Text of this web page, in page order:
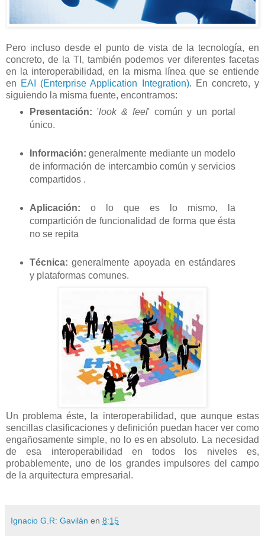
Pero incluso desde el punto de vista de la tecnología, en
concreto, de la TI, también podemos ver diferentes facetas
en la interoperabilidad, en la misma línea que se entiende
en EAI (Enterprise Application Integration). En concreto, y
siguiendo la misma fuente, encontramos:
Presentación: 'look & feel' común y un portal
único.
Información: generalmente mediante un modelo
de información de intercambio común y servicios
compartidos .
Aplicación: o lo que es lo mismo, la
compartición de funcionalidad de forma que ésta
no se repita
Técnica: generalmente apoyada en estándares
y plataformas comunes.
Un problema éste, la interoperabilidad, que aunque estas
sencillas clasificaciones y definición puedan hacer ver como
engañosamente simple, no lo es en absoluto. La necesidad
de esa interoperabilidad en todos los niveles es,
probablemente, uno de los grandes impulsores del campo
de la arquitectura empresarial.
Ignacio G.R: Gavilán en 8:15